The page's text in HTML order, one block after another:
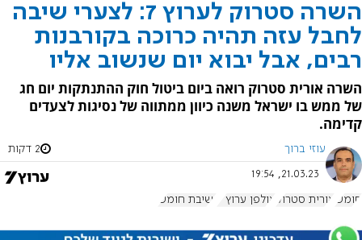
השרה סטרוק לערוץ 7: לצערי שיבה
לחבל עזה תהיה כרוכה בקורבנות
רבים, אבל יבוא יום שנשוב אליו
השרה אורית סטרוק רואה ביום ביטול חוק ההתנתקות יום חג
של ממש בו ישראל משנה כיוון ממתווה של נסיגות לצעדים
קדימה.
עוזי ברוך 2 דקות
21.03.23, 19:54
חומש אורית סטרוק אולפן ערוץ 7 ישיבת חומש